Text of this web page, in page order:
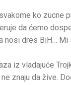
ko zucne
da ćemo
nosi dres BiH…
iz vladajuće
znaju da žive.